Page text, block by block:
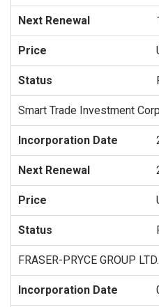
Smart Trade Investment
FRASER-PRYCE GROUP LTD.